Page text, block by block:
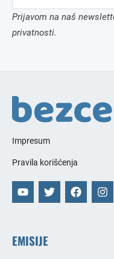
Prijavom na naš
privatnosti.
Impresum
Pravila korišćenja
EMISIJE